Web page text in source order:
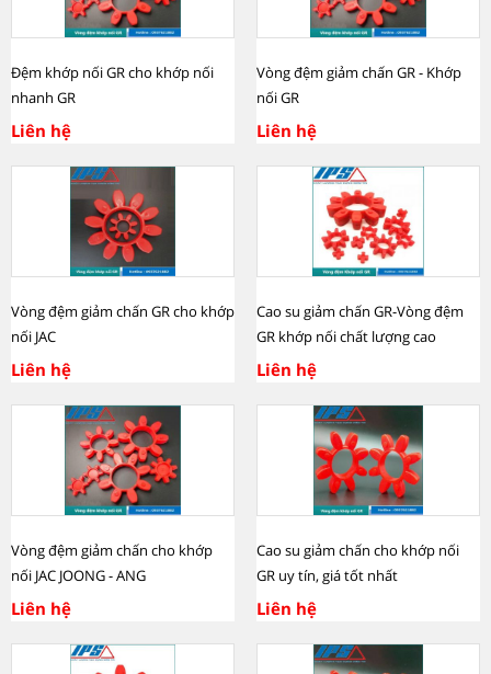
Đệm khớp nối GR cho khớp nối
nhanh GR
Liên hệ
Vòng đệm giảm chấn GR - Khớp
nối GR
Liên hệ
Vòng đệm giảm chấn GR cho khớp
nối JAC
Liên hệ
Cao su giảm chấn GR-Vòng đệm
GR khớp nối chất lượng cao
Liên hệ
Vòng đệm giảm chấn cho khớp
nối JAC JOONG - ANG
Liên hệ
Cao su giảm chấn cho khớp nối
GR uy tín, giá tốt nhất
Liên hệ